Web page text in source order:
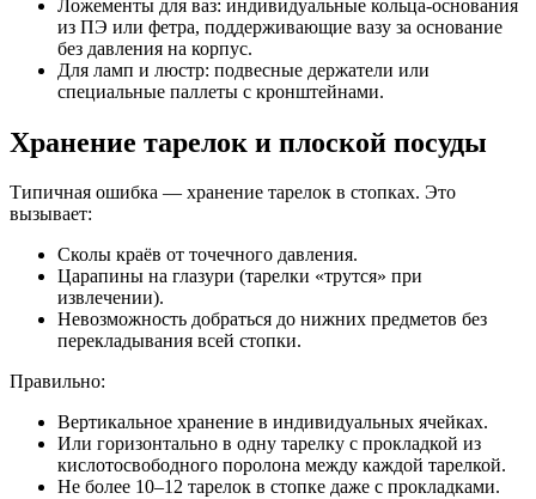
Ложементы для ваз: индивидуальные кольца-основания
из ПЭ или фетра, поддерживающие вазу за основание
без давления на корпус.
Для ламп и люстр: подвесные держатели или
специальные паллеты с кронштейнами.
Хранение тарелок и плоской посуды
Типичная ошибка — хранение тарелок в стопках. Это
вызывает:
Сколы краёв от точечного давления.
Царапины на глазури (тарелки «трутся» при
извлечении).
Невозможность добраться до нижних предметов без
перекладывания всей стопки.
Правильно:
Вертикальное хранение в индивидуальных ячейках.
Или горизонтально в одну тарелку с прокладкой из
кислотосвободного поролона между каждой тарелкой.
Не более 10–12 тарелок в стопке даже с прокладками.